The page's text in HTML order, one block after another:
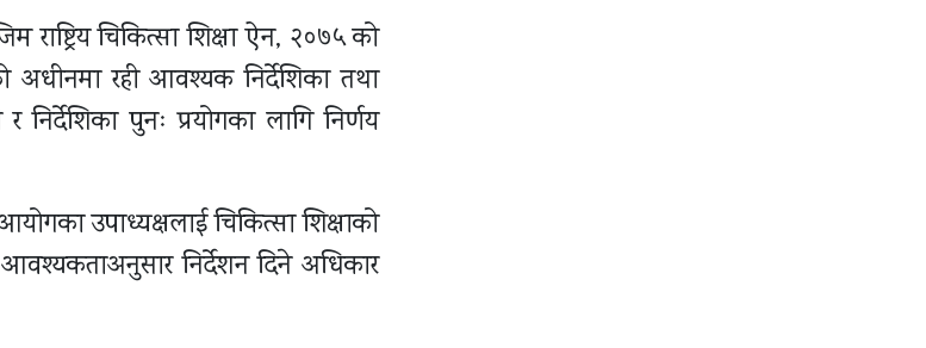
चिकित्सा शिक्षा ऐन, २०७५ को
रही आवश्यक निर्देशिका तथा
निर्देशिका पुनः प्रयोगका लागि निर्णय
उपाध्यक्षलाई चिकित्सा शिक्षाको
आवश्यकताअनुसार निर्देशन दिने अधिकार